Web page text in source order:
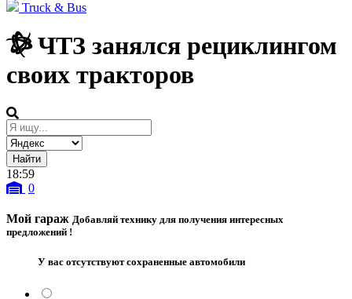
Truck & Bus
ЧТЗ занялся рециклингом
своих тракторов
18:59
0
Мой гараж Добавляй технику для получения интересных
предложений !
У вас отсутствуют сохраненные автомобили